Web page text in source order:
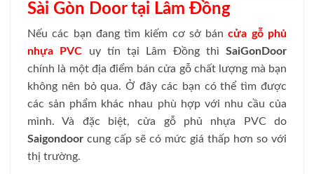
Sài Gòn Door tại Lâm Đồng
Nếu các bạn đang tìm kiếm cơ sở báncửa gỗ phủ
nhựa PVC uy tín tại Lâm Đồng thì SaiGonDoor
chính là một địa điểm bán cửa gỗ chất lượng mà bạn
không nên bỏ qua. Ở đây các bạn có thể tìm được
các sản phẩm khác nhau phù hợp với nhu cầu của
mình. Và đặc biệt, cửa gỗ phủ nhựa PVC do
Saigondoor cung cấp sẽ có mức giá thấp hơn so với
thị trường.